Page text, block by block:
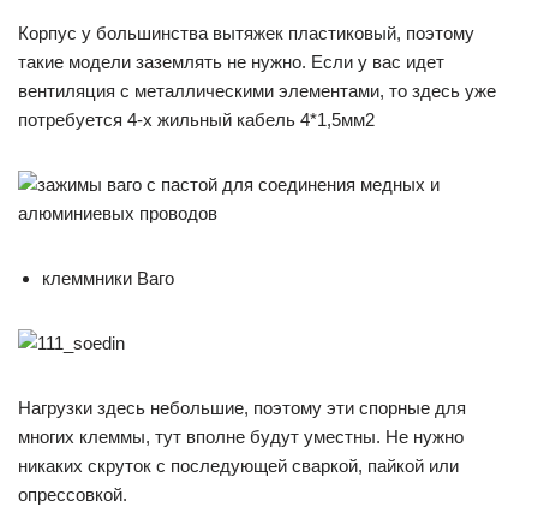
Корпус у большинства вытяжек пластиковый, поэтому
такие модели заземлять не нужно. Если у вас идет
вентиляция с металлическими элементами, то здесь уже
потребуется 4-х жильный кабель 4*1,5мм2
клеммники Ваго
Нагрузки здесь небольшие, поэтому эти спорные для
многих клеммы, тут вполне будут уместны. Не нужно
никаких скруток с последующей сваркой, пайкой или
опрессовкой.